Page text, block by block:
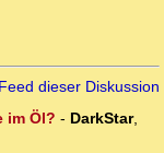
dieser Diskussion
im Öl? - DarkStar,